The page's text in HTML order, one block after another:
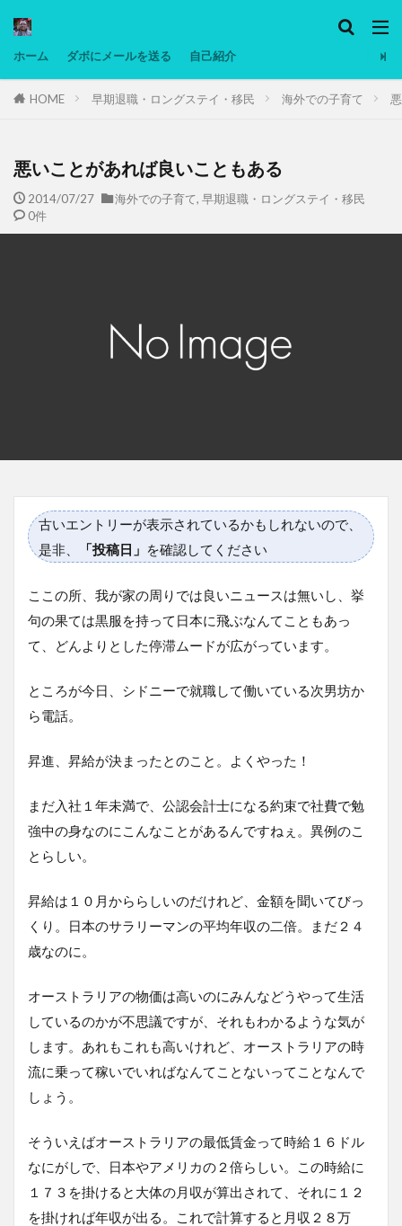
ホーム ダボにメールを送る 自己紹介
HOME 早期退職・ロングステイ・移民 海外での子育て
悪いことがあれば良いこともある
2014/07/27 海外での子育て, 早期退職・ロングステイ・移民
0件
古いエントリーが表示されているかもしれないので、
是非、
「投稿日」 を確認してください
ここの所、我が家の周りでは良いニュースは無いし、挙
句の果ては黒服を持って日本に飛ぶなんてこともあっ
て、どんよりとした停滞ムードが広がっています。
ところが今日、シドニーで就職して働いている次男坊か
ら電話。
昇進、昇給が決まったとのこと。よくやった！
まだ入社１年未満で、公認会計士になる約束で社費で勉
強中の身なのにこんなことがあるんですねぇ。異例のこ
とらしい。
昇給は１０月かららしいのだけれど、金額を聞いてびっ
くり。日本のサラリーマンの平均年収の二倍。まだ２４
歳なのに。
オーストラリアの物価は高いのにみんなどうやって生活
しているのかが不思議ですが、それもわかるような気が
します。あれもこれも高いけれど、オーストラリアの時
流に乗って稼いでいればなんてことないってことなんで
しょう。
そういえばオーストラリアの最低賃金って時給１６ドル
なにがしで、日本やアメリカの２倍らしい。この時給に
１７３を掛けると大体の月収が算出されて、それに１２
を掛ければ年収が出る。これで計算すると月収２８万
タグ
マレーシア動画
ヨーグルト